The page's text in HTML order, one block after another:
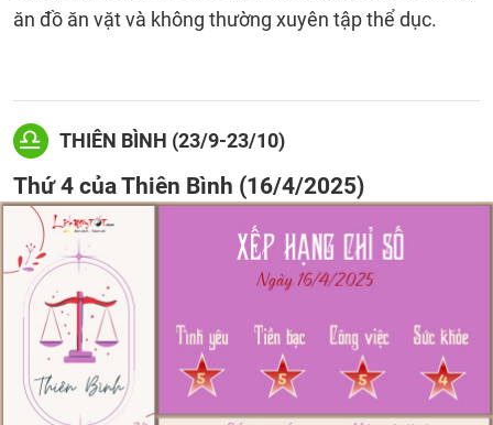
ăn đồ ăn vặt và không thường xuyên tập thể dục.
THIÊN BÌNH (23/9-23/10)
Thứ 4 của Thiên Bình (16/4/2025)